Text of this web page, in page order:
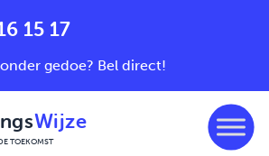
15 17
gedoe? Bel direct!
Wijze
TOEKOMST